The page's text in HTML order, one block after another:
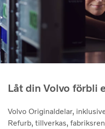
Låt din Volvo förbli
Volvo Originaldelar,
Refurb, tillverkas,